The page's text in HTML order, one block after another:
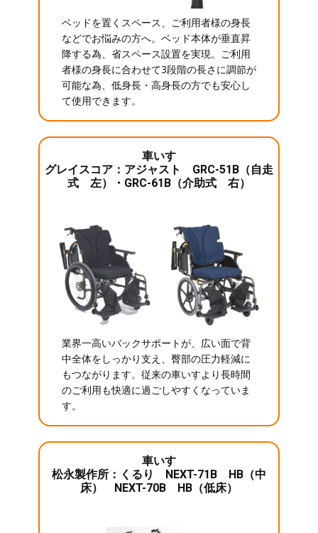
ベッドを置くスペース、ご利用者様の身長
などでお悩みの方へ。ベッド本体が垂直昇
降する為、省スペース設置を実現。ご利用
者様の身長に合わせて3段階の長さに調節が
可能な為、低身長・高身長の方でも安心し
て使用できます。
車いす
グレイスコア：アジャスト GRC-51B（自走
式 左）・GRC-61B（介助式 右）
業界一高いバックサポートが、広い面で背
中全体をしっかり支え、臀部の圧力軽減に
もつながります。従来の車いすより長時間
のご利用も快適に過ごしやすくなっていま
す。
車いす
松永製作所：くるり NEXT-71B HB（中
床） NEXT-70B HB（低床）